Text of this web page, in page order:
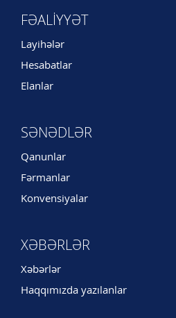
FƏALIYYƏT
Layihələr
Hesabatlar
Elanlar
SƏNƏDLƏR
Qanunlar
Fərmanlar
Konvensiyalar
XƏBƏRLƏR
Xəbərlər
Haqqımızda yazılanlar